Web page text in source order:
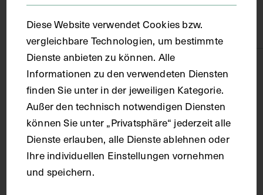
Papier
Druck
Maße
Bildmaß 11,5 x 9,5 cm
Diese Website verwendet Cookies bzw.
vergleichbare Technologien, um bestimmte
Dienste anbieten zu können. Alle
Informationen zu den verwendeten Diensten
finden Sie unter in der jeweiligen Kategorie.
Außer den technisch notwendigen Diensten
können Sie unter „Privatsphäre“ jederzeit alle
Dienste erlauben, alle Dienste ablehnen oder
Ihre individuellen Einstellungen vornehmen
und speichern.